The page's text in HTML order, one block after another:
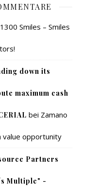
1300 Smiles – Smiles
down its
maximum cash
bei Zamano
value opportunity
Partners
Multiple" -